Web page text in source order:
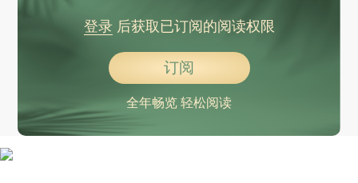
登录后获取已订阅的阅读权限
订阅
全年畅览 轻松阅读